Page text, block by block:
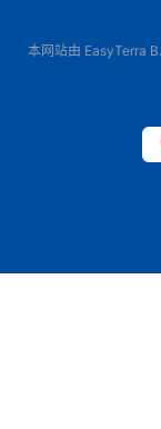
本网站由 EasyTerra